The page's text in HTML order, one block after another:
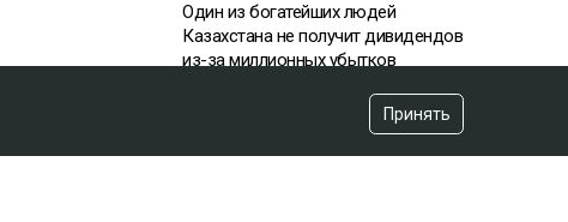
Один из богатейших людей
Казахстана не получит дивидендов
из-за миллионных убытков
«Пивной король» Тохтар Тулешов
Принять